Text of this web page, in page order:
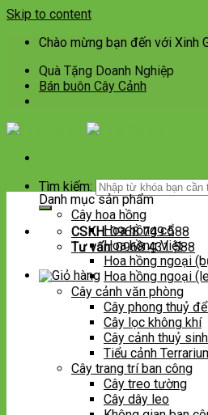
Skip to content
Chào mừng bạn đến với Xinh
Quà Tặng Doanh Nghiệp
Bán buôn Cây Cảnh
Tìm kiếm:
CSKH:0968 749 588
Tư vấn:0968 431 588
Danh mục sản phẩm
Cây hoa hồng
Hoa hồng cổ
Hoa hồng Việt
Hoa hồng ngoại
Hoa hồng ngoại
Cây cảnh văn phòng
Cây phong thuỷ
Cây lọc không khí
Cây cảnh thuỷ sinh
Tiểu cảnh
Cây trang trí ban công
Cây treo tường
Cây dây leo